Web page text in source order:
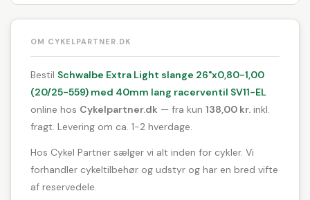
OM CYKELPARTNER.DK
Bestil Schwalbe Extra Light slange 26"x0,80-1,00
(20/25-559) med 40mm lang racerventil SV11-EL
online hos Cykelpartner.dk — fra kun 138,00 kr. inkl.
fragt. Levering om ca. 1-2 hverdage.
Hos Cykel Partner sælger vi alt inden for cykler. Vi
forhandler cykeltilbehør og udstyr og har en bred vifte
af reservedele.